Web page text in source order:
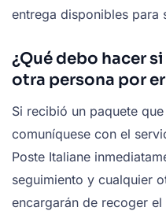
entrega disponibles para
¿Qué debo hacer
otra persona por
Si recibió un paquete
comuníquese con el
Poste Italiane
seguimiento y cualquier
encargarán de recoger